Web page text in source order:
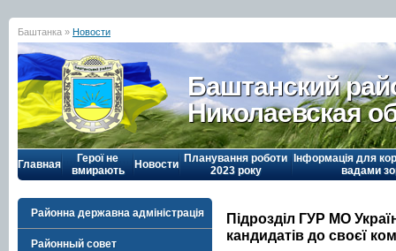
Баштанка » Новости
Баштанский
Николаевская
Главная
Герої не
вмирають
Новости Планування роботи
2023 року
Інформація для
вадами
Районна державна адміністрація
Районный совет
Підрозділ ГУР МО
кандидатів до своєї